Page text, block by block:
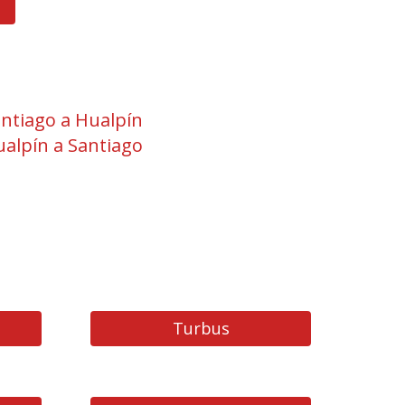
a Hualpín
a Santiago
Turbus